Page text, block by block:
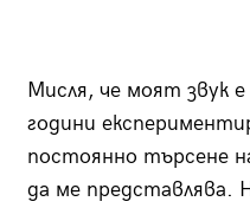
Мисля, че моят звук
години
постоянно търсене
да ме представлява.